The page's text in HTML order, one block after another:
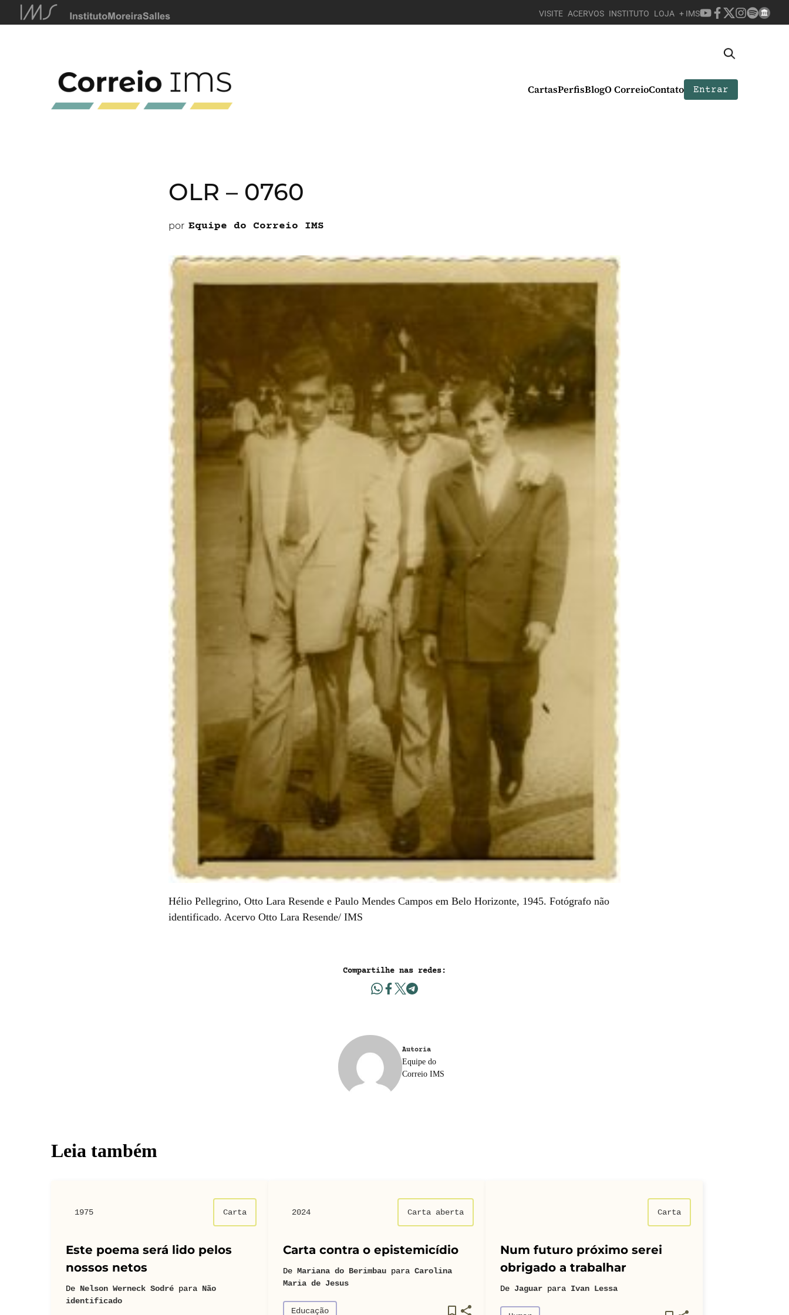
VISITE ACERVOS INSTITUTO LOJA + IMS
CartasPerfisBlogO CorreioContato Entrar
OLR – 0760
por Equipe do Correio IMS
Hélio Pellegrino, Otto Lara Resende e Paulo Mendes Campos em Belo Horizonte, 1945. Fotógrafo não
identificado. Acervo Otto Lara Resende/ IMS
Compartilhe nas redes:
Autoria
Equipe do
Correio IMS
Leia também
1975 Carta
Este poema será lido pelos
nossos netos
De Nelson Werneck Sodré para Não
identificado
2024 Carta aberta
Carta contra o epistemicídio
De Mariana do Berimbau para Carolina
Maria de Jesus
Educação
Carta
Num futuro próximo serei
obrigado a trabalhar
De Jaguar para Ivan Lessa